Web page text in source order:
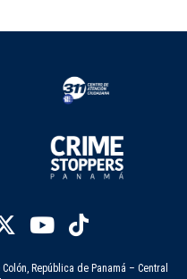
República de Panamá – Central